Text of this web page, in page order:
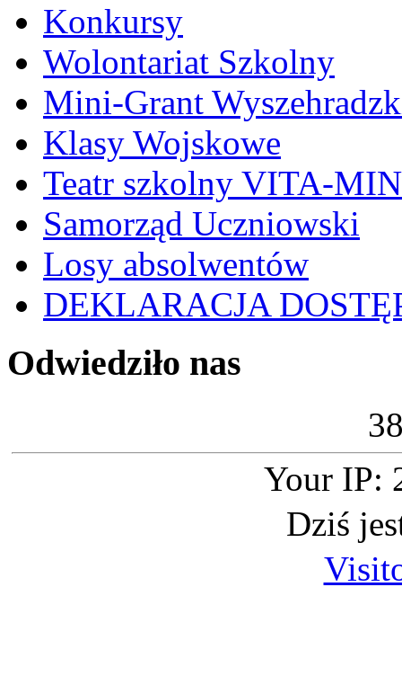
Konkursy
Wolontariat Szkolny
Mini-Grant
Klasy Wojskowe
Teatr szkolny VITA-
Samorząd Uczniowski
Losy absolwentów
DEKLARACJA
Odwiedziło nas
3
Your IP:
Dziś